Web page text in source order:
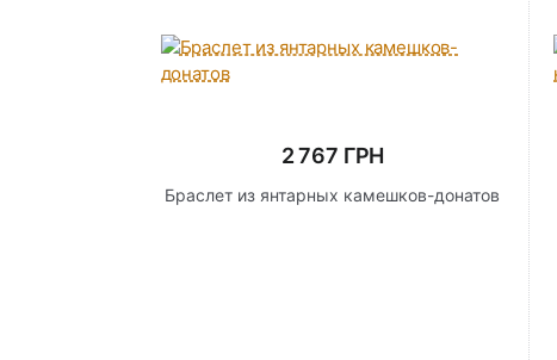
2 767 ГРН
Браслет из янтарных камешков-донатов